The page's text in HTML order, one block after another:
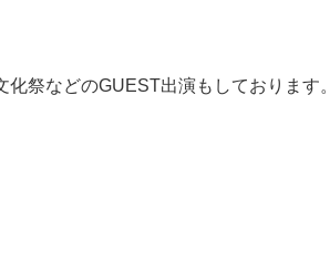
祭などのGUEST出演もしております。